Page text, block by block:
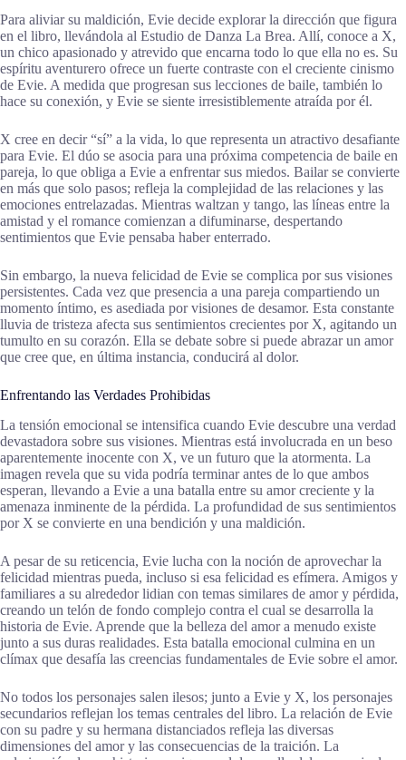
Para aliviar su maldición, Evie decide explorar la dirección que figura
en el libro, llevándola al Estudio de Danza La Brea. Allí, conoce a X,
un chico apasionado y atrevido que encarna todo lo que ella no es. Su
espíritu aventurero ofrece un fuerte contraste con el creciente cinismo
de Evie. A medida que progresan sus lecciones de baile, también lo
hace su conexión, y Evie se siente irresistiblemente atraída por él.
X cree en decir “sí” a la vida, lo que representa un atractivo desafiante
para Evie. El dúo se asocia para una próxima competencia de baile en
pareja, lo que obliga a Evie a enfrentar sus miedos. Bailar se convierte
en más que solo pasos; refleja la complejidad de las relaciones y las
emociones entrelazadas. Mientras waltzan y tango, las líneas entre la
amistad y el romance comienzan a difuminarse, despertando
sentimientos que Evie pensaba haber enterrado.
Sin embargo, la nueva felicidad de Evie se complica por sus visiones
persistentes. Cada vez que presencia a una pareja compartiendo un
momento íntimo, es asediada por visiones de desamor. Esta constante
lluvia de tristeza afecta sus sentimientos crecientes por X, agitando un
tumulto en su corazón. Ella se debate sobre si puede abrazar un amor
que cree que, en última instancia, conducirá al dolor.
Enfrentando las Verdades Prohibidas
La tensión emocional se intensifica cuando Evie descubre una verdad
devastadora sobre sus visiones. Mientras está involucrada en un beso
aparentemente inocente con X, ve un futuro que la atormenta. La
imagen revela que su vida podría terminar antes de lo que ambos
esperan, llevando a Evie a una batalla entre su amor creciente y la
amenaza inminente de la pérdida. La profundidad de sus sentimientos
por X se convierte en una bendición y una maldición.
A pesar de su reticencia, Evie lucha con la noción de aprovechar la
felicidad mientras pueda, incluso si esa felicidad es efímera. Amigos y
familiares a su alrededor lidian con temas similares de amor y pérdida,
creando un telón de fondo complejo contra el cual se desarrolla la
historia de Evie. Aprende que la belleza del amor a menudo existe
junto a sus duras realidades. Esta batalla emocional culmina en un
clímax que desafía las creencias fundamentales de Evie sobre el amor.
No todos los personajes salen ilesos; junto a Evie y X, los personajes
secundarios reflejan los temas centrales del libro. La relación de Evie
con su padre y su hermana distanciados refleja las diversas
dimensiones del amor y las consecuencias de la traición. La